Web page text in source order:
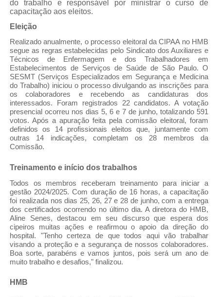
do trabalho e responsável por ministrar o curso de
capacitação aos eleitos.
Eleição
Realizado anualmente, o processo eleitoral da CIPAA no HMB
segue as regras estabelecidas pelo Sindicato dos Auxiliares e
Técnicos de Enfermagem e dos Trabalhadores em
Estabelecimentos de Serviços de Saúde de São Paulo. O
SESMT (Serviços Especializados em Segurança e Medicina
do Trabalho) iniciou o processo divulgando as inscrições para
os colaboradores e recebendo as candidaturas dos
interessados. Foram registrados 22 candidatos. A votação
presencial ocorreu nos dias 5, 6 e 7 de junho, totalizando 591
votos. Após a apuração feita pela comissão eleitoral, foram
definidos os 14 profissionais eleitos que, juntamente com
outras 14 indicações, completam os 28 membros da
Comissão.
Treinamento e início dos trabalhos
Todos os membros receberam treinamento para iniciar a
gestão 2024/2025. Com duração de 16 horas, a capacitação
foi realizada nos dias 25, 26, 27 e 28 de junho, com a entrega
dos certificados ocorrendo no último dia. A diretora do HMB,
Aline Senes, destacou em seu discurso que espera dos
cipeiros muitas ações e reafirmou o apoio da direção do
hospital. "Tenho certeza de que todos aqui vão trabalhar
visando a proteção e a segurança de nossos colaboradores.
Boa sorte, parabéns e vamos juntos, pois será um ano de
muito trabalho e desafios," finalizou.
HMB